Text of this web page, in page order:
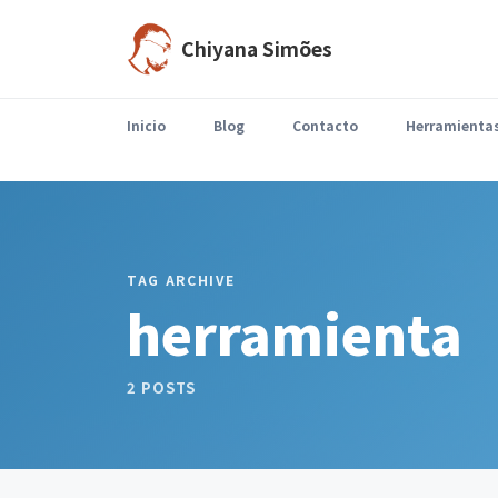
Chiyana Simões
Inicio Blog Contacto
TAG ARCHIVE
herramienta
2 POSTS